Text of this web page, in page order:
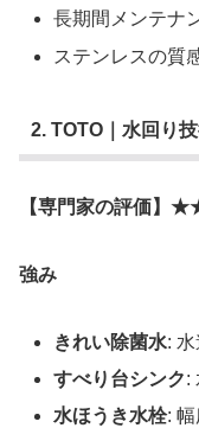
長期間メンテナ
ステンレスの質
2. TOTO｜水回り
【専門家の評価
強み
きれい除菌水:
すべり台シンク:
水ほうき水栓: